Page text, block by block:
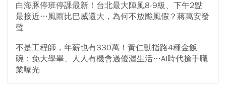
白海豚停班停課最新！台北最大陣風8-9級、下午2點
最接近…風雨比巴威還大，為何不放颱風假？蔣萬安發
聲
不是工程師，年薪也有330萬！黃仁勳指路4種金飯
碗：免大學畢、人人有機會過優渥生活…AI時代搶手職
業曝光